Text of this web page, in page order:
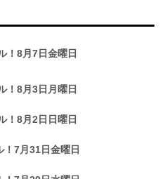
！8月7日金曜日
！8月3日月曜日
！8月2日日曜日
！7月31日金曜日